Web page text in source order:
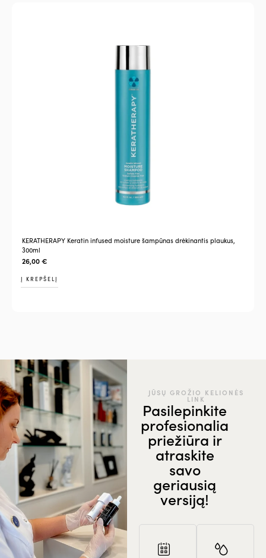
KERATHERAPY Keratin infused moisture šampūnas drėkinantis plaukus,
300ml
26,00€
Į KREPŠELĮ
JŪSŲ GROŽIO KELIONĖS
LINK
Pasilepinkite
profesionalia
priežiūra ir
atraskite
savo
geriausią
versiją!